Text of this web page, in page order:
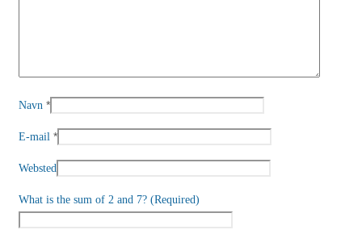
Navn *
E-mail *
Websted
What is the sum of 2 and 7? (Required)